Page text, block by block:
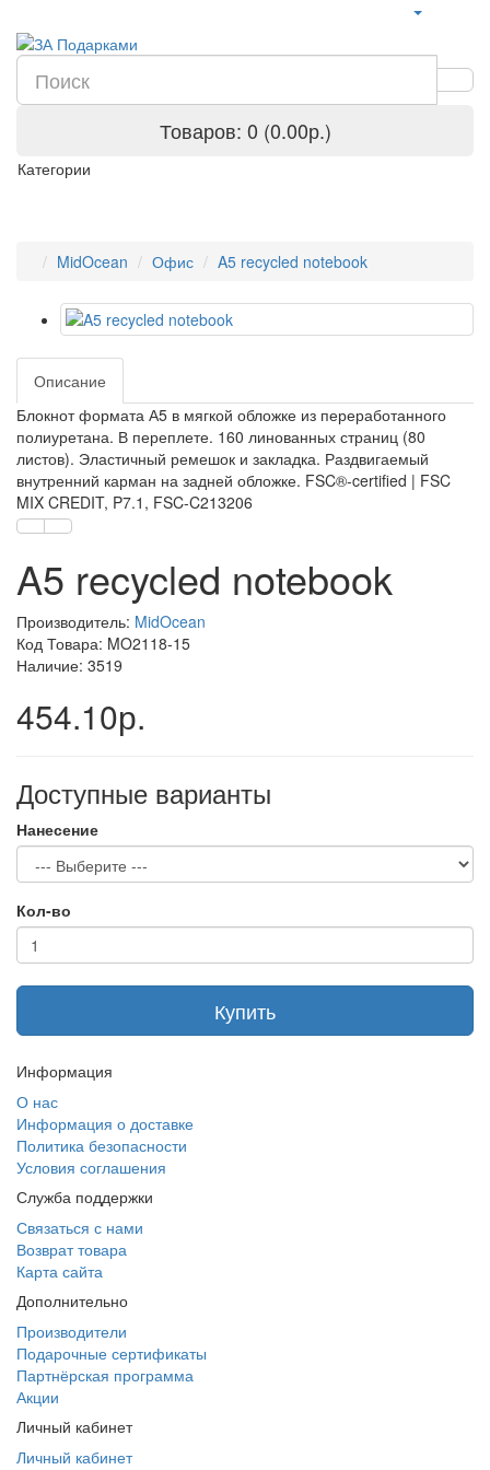
Товаров: 0 (0.00р.)
Категории
MidOcean Офис A5 recycled notebook
Описание
Блокнот формата А5 в мягкой обложке из переработанного
полиуретана. В переплете. 160 линованных страниц (80
листов). Эластичный ремешок и закладка. Раздвигаемый
внутренний карман на задней обложке. FSC®-certified | FSC
MIX CREDIT, P7.1, FSC-C213206
A5 recycled notebook
Производитель: MidOcean
Код Товара: MO2118-15
Наличие: 3519
454.10р.
Доступные варианты
Нанесение
Кол-во
Купить
Информация
О нас
Информация о доставке
Политика безопасности
Условия соглашения
Служба поддержки
Связаться с нами
Возврат товара
Карта сайта
Дополнительно
Производители
Подарочные сертификаты
Партнёрская программа
Акции
Личный кабинет
Личный кабинет